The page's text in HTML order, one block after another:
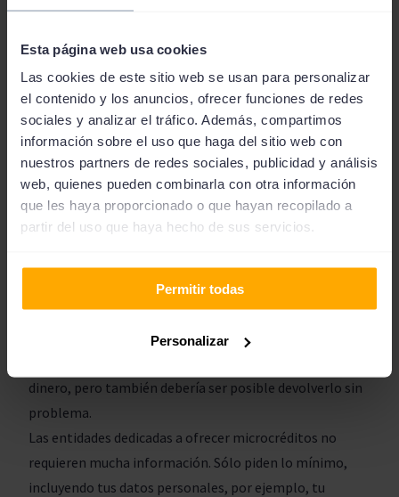
Esta página web usa cookies
Las cookies de este sitio web se usan para personalizar
el contenido y los anuncios, ofrecer funciones de redes
sociales y analizar el tráfico. Además, compartimos
información sobre el uso que haga del sitio web con
nuestros partners de redes sociales, publicidad y análisis
web, quienes pueden combinarla con otra información
que les haya proporcionado o que hayan recopilado a
partir del uso que haya hecho de sus servicios.
Permitir todas
Personalizar
¡SOLICITA AHORA!
Consigue dinero ¡pero no te endeudes!
Los préstamos que te ayudamos a conseguir a través de
nuestra plataforma existen para mejorar tu calidad de
vida y para ayudarte salir de cualquier problema. Sin
embargo, rogamos que nuestros clientes tomen una
decisión acertada, sabiendo que pueden devolver el
dinero, pero también debería ser posible devolverlo sin
problema.
Las entidades dedicadas a ofrecer microcréditos no
requieren mucha información. Sólo piden lo mínimo,
incluyendo tus datos personales, por ejemplo, tu